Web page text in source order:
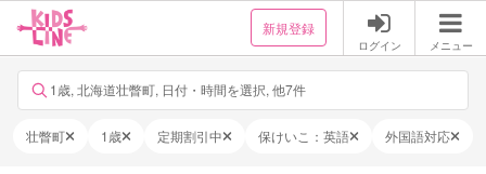
新規登録
ログイン メニュー
1歳, 北海道壮瞥町, 日付・時間を選択, 他7件
壮瞥町 1歳 定期割引中 保けいこ：英語 外国語対応